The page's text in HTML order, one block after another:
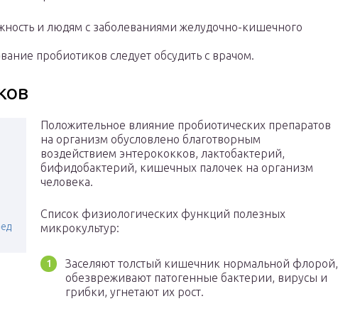
и людям с заболеваниями желудочно-кишечного
пробиотиков следует обсудить с врачом.
Положительное влияние пробиотических препаратов
на организм обусловлено благотворным
воздействием энтерококков, лактобактерий,
бифидобактерий, кишечных палочек на организм
человека.
Список физиологических функций полезных
микрокультур:
Заселяют толстый кишечник нормальной флорой,
обезвреживают патогенные бактерии, вирусы и
грибки, угнетают их рост.